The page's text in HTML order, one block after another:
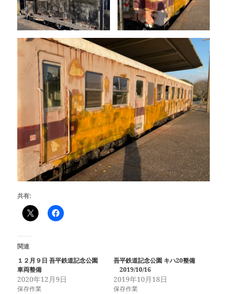
共有:
関連
１２月９日 吾平鉄道記念公園
車両整備
2020年12月9日
保存作業
吾平鉄道記念公園 キハ20整備
2019/10/16
2019年10月18日
保存作業